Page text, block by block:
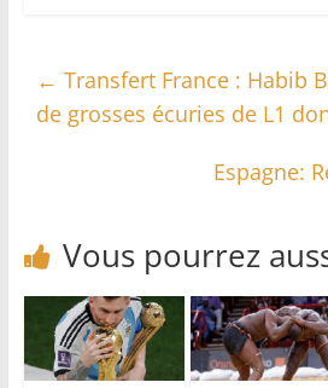
← Transfert France : Habib
de grosses écuries de L1
Espagne:
Vous pourrez